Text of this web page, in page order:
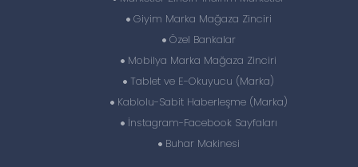
Giyim Marka Mağaza Zinciri
Özel Bankalar
Mobilya Marka Mağaza Zinciri
Tablet ve E-Okuyucu (Marka)
Kablolu-Sabit Haberleşme (Marka)
İnstagram-Facebook Sayfaları
Buhar Makinesi